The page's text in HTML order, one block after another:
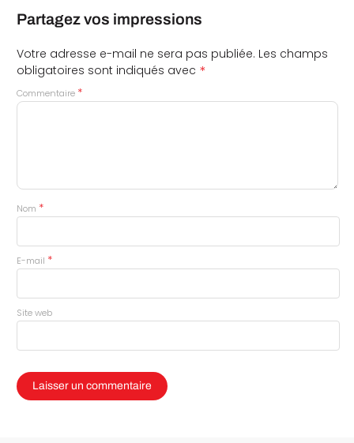
Partagez vos impressions
Votre adresse e-mail ne sera pas publiée. Les champs
obligatoires sont indiqués avec *
Commentaire *
Nom *
E-mail *
Site web